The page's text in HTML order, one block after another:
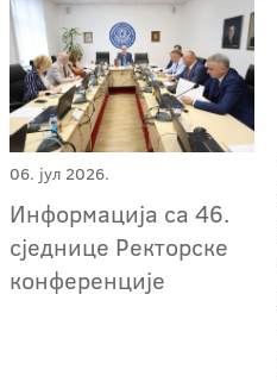
06. јул 2026.
Информација са 46.
сједнице Ректорске
конференције